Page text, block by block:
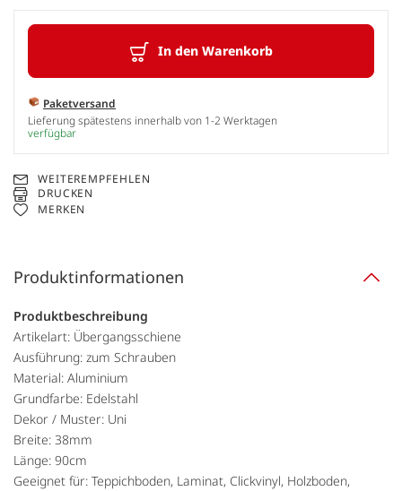
In den Warenkorb
Paketversand
Lieferung spätestens innerhalb von 1-2 Werktagen
verfügbar
WEITEREMPFEHLEN
DRUCKEN
MERKEN
Produktinformationen
Produktbeschreibung
Artikelart: Übergangsschiene
Ausführung: zum Schrauben
Material: Aluminium
Grundfarbe: Edelstahl
Dekor / Muster: Uni
Breite: 38mm
Länge: 90cm
Geeignet für: Teppichboden, Laminat, Clickvinyl, Holzboden,